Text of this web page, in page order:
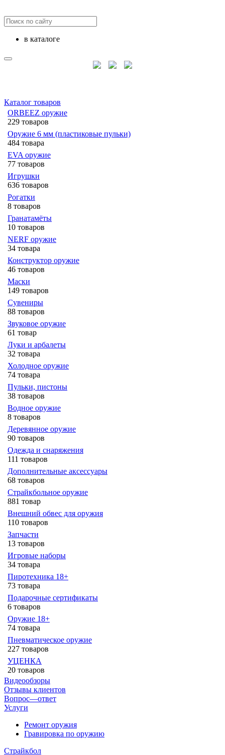
в каталоге
Каталог товаров
ORBEEZ оружие
229 товаров
Оружие 6 мм (пластиковые пульки)
484 товара
EVA оружие
77 товаров
Игрушки
636 товаров
Рогатки
8 товаров
Гранатамёты
10 товаров
NERF оружие
34 товара
Конструктор оружие
46 товаров
Маски
149 товаров
Сувениры
88 товаров
Звуковое оружие
61 товар
Луки и арбалеты
32 товара
Холодное оружие
74 товара
Пульки, пистоны
38 товаров
Водное оружие
8 товаров
Деревянное оружие
90 товаров
Одежда и снаряжения
111 товаров
Дополнительные аксессуары
68 товаров
Страйкбольное оружие
881 товар
Внешний обвес для оружия
110 товаров
Запчасти
13 товаров
Игровые наборы
34 товара
Пиротехника 18+
73 товара
Подарочные сертификаты
6 товаров
Оружие 18+
74 товара
Пневматическое оружие
227 товаров
УЦЕНКА
20 товаров
Видеообзоры
Отзывы клиентов
Вопрос—ответ
Услуги
Ремонт оружия
Гравировка по оружию
Страйкбол